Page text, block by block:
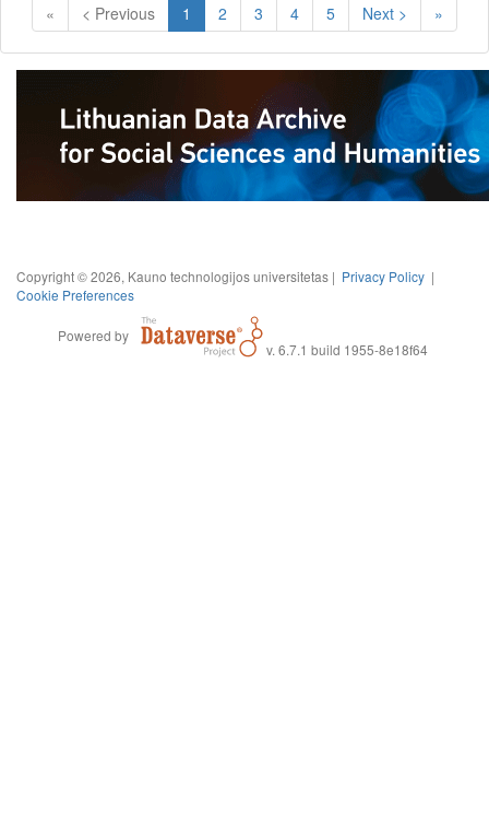
« < Previous 1 (Current)
2 3 4 5 Next > »
Copyright © 2026, Kauno technologijos universitetas | Privacy Policy |
Cookie Preferences
Powered by
v. 6.7.1 build 1955-8e18f64